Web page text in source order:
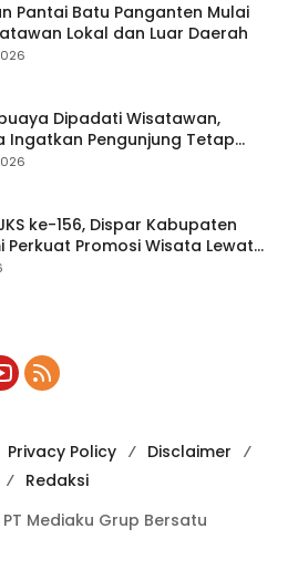
Pantai Batu Panganten Mulai
Lokal dan Luar Daerah
Dipadati Wisatawan,
Ingatkan Pengunjung Tetap
ke-156, Dispar Kabupaten
Perkuat Promosi Wisata Lewat
Privacy Policy
Disclaimer
Redaksi
Mediaku Grup Bersatu